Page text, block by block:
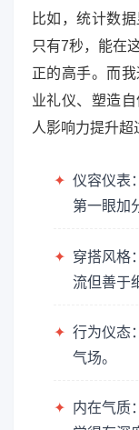
比如，统计数
只有7秒，能在
正的高手。而
业礼仪、塑造
人影响力提升超
✦ 仪容仪表
第一眼加
✦ 穿搭风格
流但善于
✦ 行为仪态
气场。
✦ 内在气质